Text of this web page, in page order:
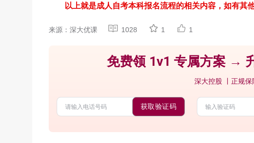
以上就是成人自考本科报名流程的相关内容，如有其
来源：深大优课 1028 1 1
免费领 1v1 专属方案 →
深大控股 丨正规
获取验证码